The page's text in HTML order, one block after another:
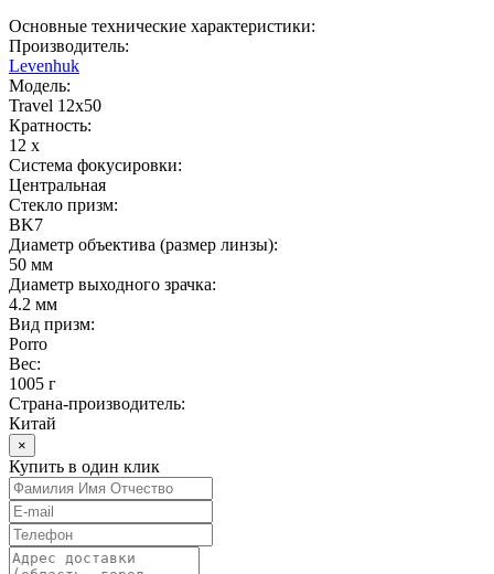
Основные технические характеристики:
Производитель:
Levenhuk
Модель:
Travel 12х50
Кратность:
12 x
Система фокусировки:
Центральная
Стекло призм:
BK7
Диаметр объектива (размер линзы):
50 мм
Диаметр выходного зрачка:
4.2 мм
Вид призм:
Porro
Вес:
1005 г
Страна-производитель:
Китай
×
Купить в один клик